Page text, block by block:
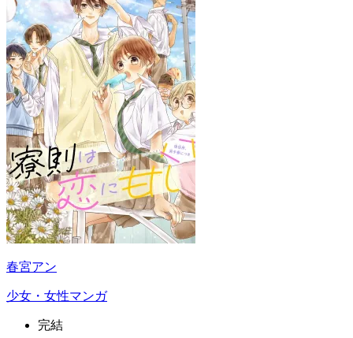
春宮アン
少女・女性マンガ
完結